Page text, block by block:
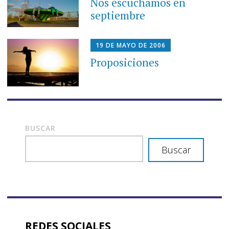
septiembre
19 DE MAYO DE 2006
Proposiciones
BUSCAR
Buscar
REDES SOCIALES